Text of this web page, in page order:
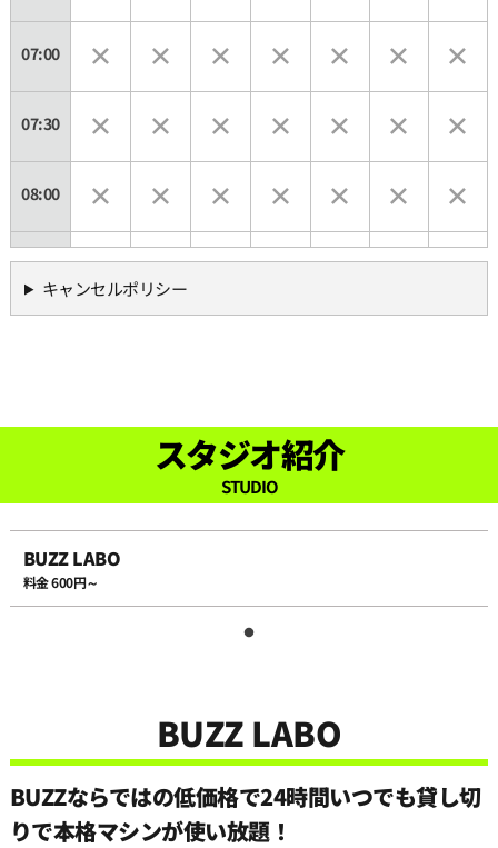
07:00
07:30
08:00
08:30
11:00
12:30
キャンセルポリシー
スタジオ紹介
STUDIO
BUZZ LABO
料金 600円～
BUZZ LABO
BUZZならではの低価格で24時間いつでも貸し切
りで本格マシンが使い放題！